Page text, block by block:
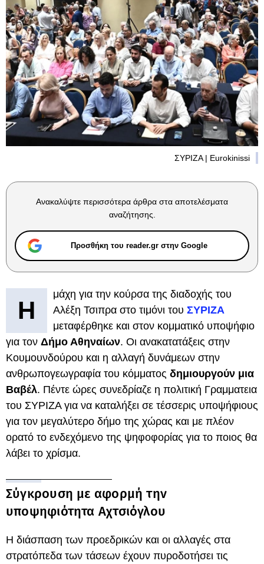
ΣΥΡΙΖΑ | Eurokinissi
Ανακαλύψτε περισσότερα άρθρα στα αποτελέσματα
αναζήτησης.
Προσθήκη του reader.gr στην Google
Η
μάχη για την κούρσα της διαδοχής του
Αλέξη Τσιπρα στο τιμόνι του ΣΥΡΙΖΑ
μεταφέρθηκε και στον κομματικό υποψήφιο
για τον Δήμο Αθηναίων. Οι ανακατατάξεις στην
Κουμουνδούρου και η αλλαγή δυνάμεων στην
ανθρωπογεωγραφία του κόμματος δημιουργούν μια
Βαβέλ. Πέντε ώρες συνεδρίαζε η πολιτική Γραμματεια
του ΣΥΡΙΖΑ για να καταλήξει σε τέσσερις υποψήφιους
για τον μεγαλύτερο δήμο της χώρας και με πλέον
ορατό το ενδεχόμενο της ψηφοφορίας για το ποιος θα
λάβει το χρίσμα.
Σύγκρουση με αφορμή την
υποψηφιότητα Αχτσιόγλου
Η διάσπαση των προεδρικών και οι αλλαγές στα
στρατόπεδα των τάσεων έχουν πυροδοτήσει τις